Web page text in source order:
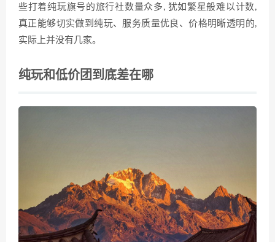
些打着纯玩旗号的旅行社数量众多, 犹如繁星般难以计数,
真正能够切实做到纯玩、服务质量优良、价格明晰透明的,
实际上并没有几家。
纯玩和低价团到底差在哪